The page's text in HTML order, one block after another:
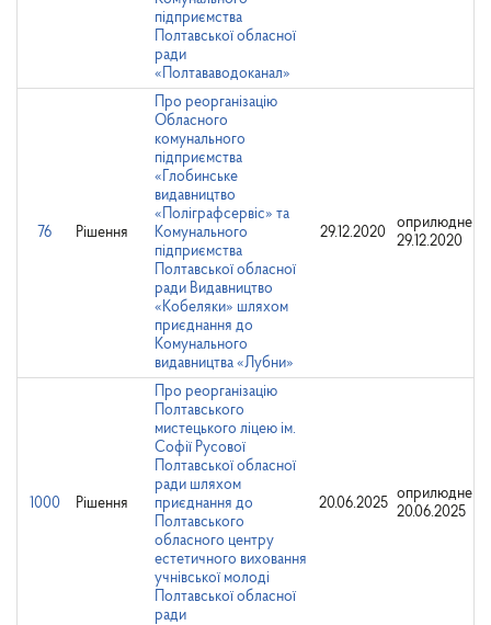
підприємства
Полтавської обласної
ради
«Полтававодоканал»
76 Рішення
Про реорганізацію
Обласного
комунального
підприємства
«Глобинське
видавництво
«Поліграфсервіс» та
Комунального
підприємства
Полтавської обласної
ради Видавництво
«Кобеляки» шляхом
приєднання до
Комунального
видавництва «Лубни»
29.12.2020
оприлюднено:
29.12.2020
1000 Рішення
Про реорганізацію
Полтавського
мистецького ліцею ім.
Софії Русової
Полтавської обласної
ради шляхом
приєднання до
Полтавського
обласного центру
естетичного виховання
учнівської молоді
Полтавської обласної
ради
20.06.2025
оприлюднено:
20.06.2025